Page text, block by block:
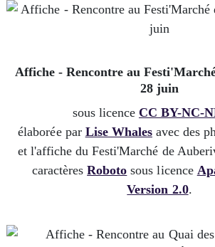
Affiche - Rencontre au
28 juin
sous licence CC BY-NC-
élaborée par Lise Whalesavec des
et l'affiche du Festi'Marché de
caractèresRoboto sous licence
Version 2.0.